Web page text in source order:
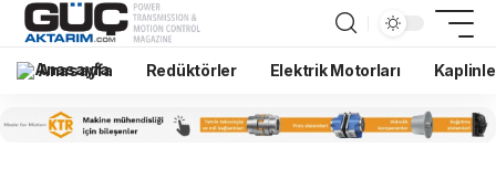
Anasayfa Redüktörler Elektrik Motorları